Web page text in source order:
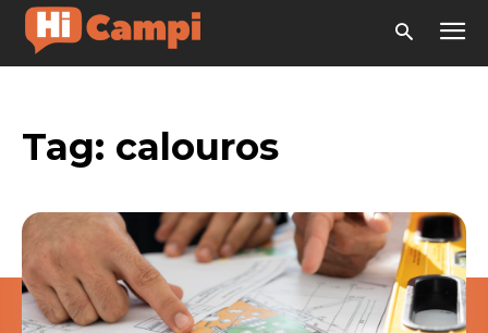
Tag: calouros